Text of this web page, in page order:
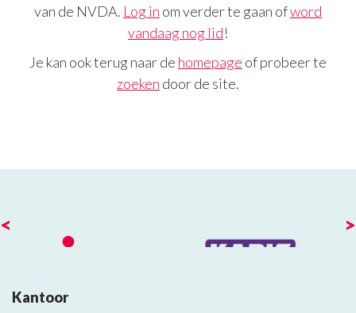
van de NVDA. Log in om verder te gaan ofword
vandaag nog lid!
Je kan ook terug naar de homepage of probeer te
zoeken door de site.
< >
Kantoor